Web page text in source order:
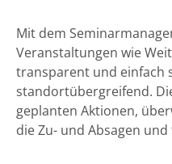
Mit dem
Veranstaltungen wie
transparent und einfach
standortübergreifend.
geplanten Aktionen,
die Zu- und Absagen